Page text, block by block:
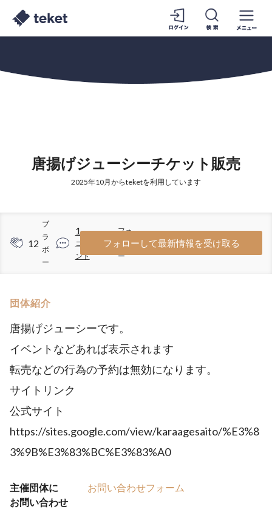
唐揚げジューシーチケット販売
2025年10月からteketを利用しています
12
ブ
ラ
ボ
ー
1
コメ
ント
3
フォ
ロワ
ー
フォローして最新情報を受け取る
団体紹介
唐揚げジューシーです。
イベントなどあれば表示されます
転売などの行為の予約は無効になります。
サイトリンク
公式サイト
https://sites.google.com/view/karaagesaito/%E3%8
3%9B%E3%83%BC%E3%83%A0
主催団体に
お問い合わせ
お問い合わせフォーム